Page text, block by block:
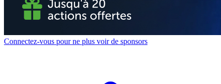
Connectez-vous pour ne plus voir de sponsors